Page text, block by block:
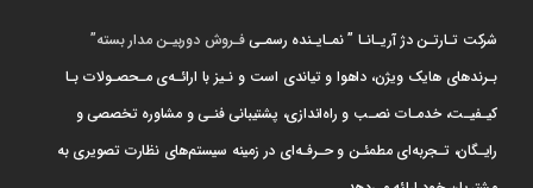
شرکت تـارتـن دژ آریـانـا ” نمـایـنده رسمـیفـروش دوربیـن مدار بسته”
بـرندهای هایک ویژن، داهوا و تیاندی است و نـیز با ارائـه‌ی مـحصـولات بـا
کیـفیـت، خدمـات نصـب و راه‌اندازی، پشتیبانی فنـی و مشاوره تخصصی و
رایـگان، تـجربه‌ای مطمئـن و حـرفـه‌ای در زمینه سیستم‌های نظارت تصویری به